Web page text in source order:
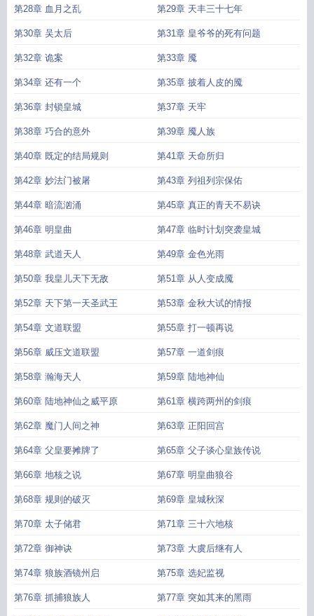
第28章 血月之乱 第29章 天丰三十七年
第30章 吴太后 第31章 皇爷爷的死有问题
第32章 诡案 第33章 魇
第34章 还有一个 第35章 披着人皮的魇
第36章 封锁皇城 第37章 天牢
第38章 巧合的意外 第39章 魇人族
第40章 既定的结局规则 第41章 天命所归
第42章 妙法门被屠 第43章 列祖列宗保佑
第44章 暗流汹涌 第45章 真正的青天不易诀
第46章 明皇曲 第47章 临时计划突袭皇城
第48章 武道天人 第49章 金色光雨
第50章 我皇儿天下无敌 第51章 从人变成魇
第52章 天下第一天圣武王 第53章 金秋大试的情报
第54章 文道联盟 第55章 打一顿再说
第56章 威压文道联盟 第57章 一道剑痕
第58章 瀚海天人 第59章 陆地神仙
第60章 陆地神仙之威平原 第61章 横跨两州的剑痕
第62章 魔门人间之神 第63章 正阳回宫
第64章 父皇要摊牌了 第65章 父子谈心皇族传说
第66章 地核之说 第67章 明皇曲狼谷
第68章 规则的破灭 第69章 皇城秋深
第70章 太子储君 第71章 三十六地核
第72章 御神诀 第73章 大虞后继有人
第74章 狼族酒镜州启 第75章 选妃监视
第76章 抓捕狼族人 第77章 突如其来的黑雨